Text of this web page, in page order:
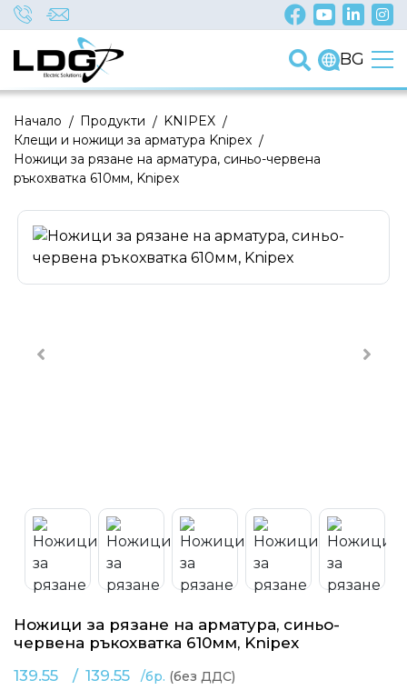
BG
/
Начало /
Продукти /
KNIPEX
/
Клещи и ножици за арматура Knipex
Ножици за рязане на арматура, синьо-червена
ръкохватка 610мм, Knipex
Ножици за рязане на арматура, синьо-
червена ръкохватка 610мм, Knipex
139.55
/
139.55 /бр. (без ДДС)